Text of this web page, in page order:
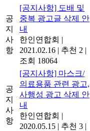
공
지
사
항
[공지사항] 도배 및
중복 광고글 삭제 안
내
한인연합회 |
2021.02.16 | 추천 2 |
조회 18064
공
지
사
항
[공지사항] 마스크/
의료용품 관련 광고,
사행성 광고 삭제 안
내
한인연합회 |
2020.05.15 | 추천 3 |